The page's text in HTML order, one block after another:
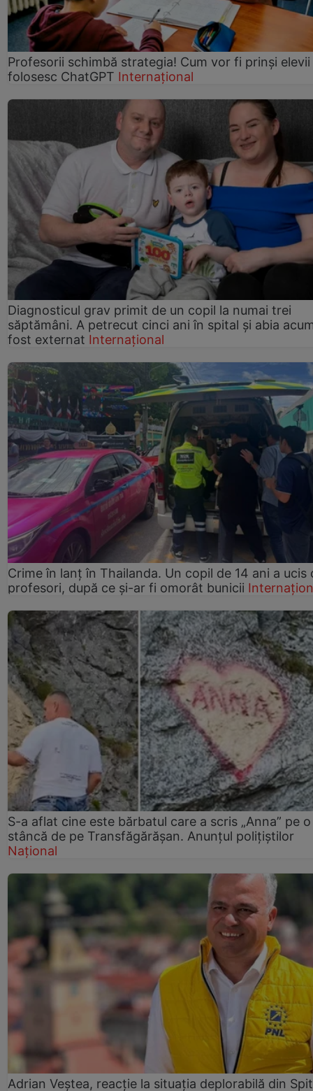
Profesorii schimbă strategia! Cum vor fi prinși elevii
folosesc ChatGPT Internațional
Diagnosticul grav primit de un copil la numai trei
săptămâni. A petrecut cinci ani în spital și abia
fost externat Internațional
Crime în lanț în Thailanda. Un copil de 14 ani a ucis
profesori, după ce și-ar fi omorât bunicii
S-a aflat cine este bărbatul care a scris „Anna” pe o
stâncă de pe Transfăgărășan. Anunțul polițiștilor
Național
Adrian Veștea, reacție la situația deplorabilă din